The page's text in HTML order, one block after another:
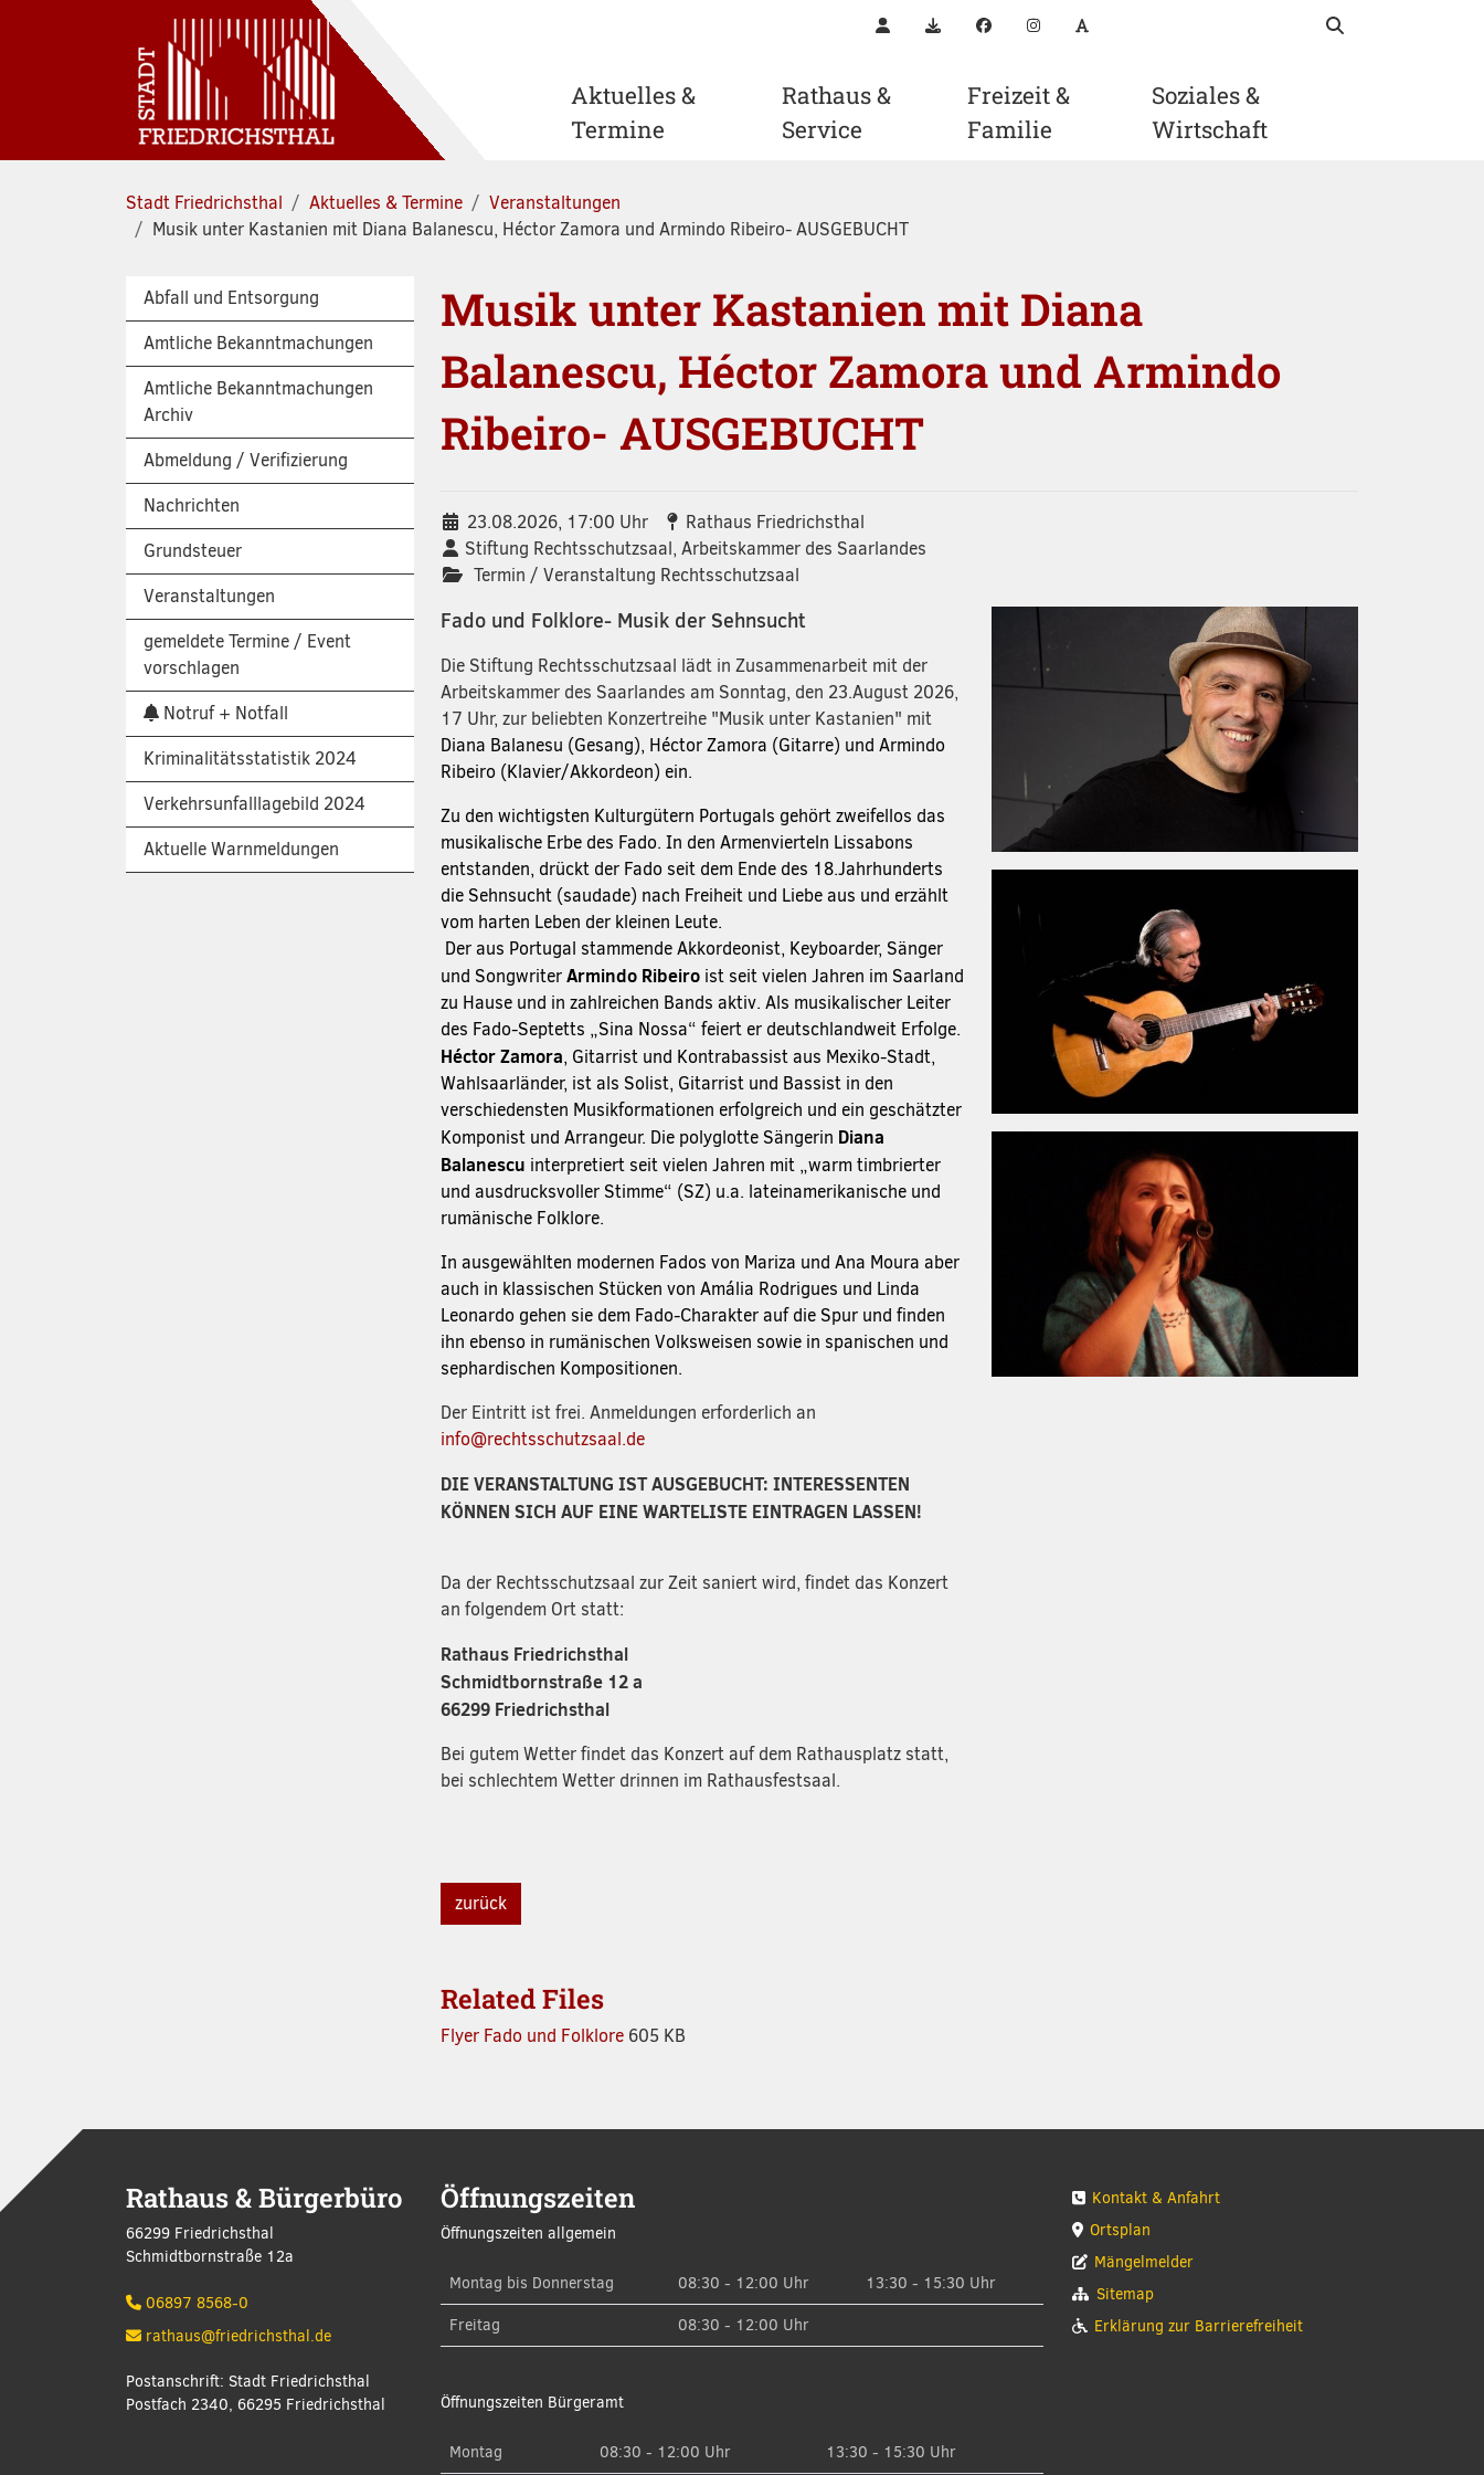
KontaktDownloadsFacebookInstagramSchriftgröße anpassen
Aktuelles &
Termine
Rathaus &
Service
Freizeit &
Familie
Soziales &
Wirtschaft
Stadt Friedrichsthal Aktuelles & Termine
Veranstaltungen
Musik unter Kastanien mit Diana Balanescu, Héctor Zamora und Armindo Ribeiro- AUSGEBUCHT
Abfall und Entsorgung
Amtliche Bekanntmachungen
Amtliche Bekanntmachungen
Archiv
Abmeldung / Verifizierung
Nachrichten
Grundsteuer
Veranstaltungen
gemeldete Termine / Event
vorschlagen
Notruf + Notfall
Kriminalitätsstatistik 2024
Verkehrsunfalllagebild 2024
Aktuelle Warnmeldungen
Musik unter Kastanien mit Diana
Balanescu, Héctor Zamora und Armindo
Ribeiro- AUSGEBUCHT
Datum / Uhrzeit:
23.08.2026, 17:00 Uhr Ort:
Rathaus Friedrichsthal
Organisator:
Stiftung Rechtsschutzsaal, Arbeitskammer des Saarlandes
Termin / Veranstaltung Rechtsschutzsaal
Fado und Folklore- Musik der Sehnsucht
Die Stiftung Rechtsschutzsaal lädt in Zusammenarbeit mit der
Arbeitskammer des Saarlandes am Sonntag, den 23.August 2026,
17 Uhr, zur beliebten Konzertreihe "Musik unter Kastanien" mit
Diana Balanesu (Gesang), Héctor Zamora (Gitarre) und Armindo
Ribeiro (Klavier/Akkordeon) ein.
Zu den wichtigsten Kulturgütern Portugals gehört zweifellos das
musikalische Erbe des Fado. In den Armenvierteln Lissabons
entstanden, drückt der Fado seit dem Ende des 18.Jahrhunderts
die Sehnsucht (saudade) nach Freiheit und Liebe aus und erzählt
vom harten Leben der kleinen Leute.
Der aus Portugal stammende Akkordeonist, Keyboarder, Sänger
und SongwriterArmindo Ribeiro ist seit vielen Jahren im Saarland
zu Hause und in zahlreichen Bands aktiv. Als musikalischer Leiter
des Fado-Septetts „Sina Nossa“ feiert er deutschlandweit Erfolge.
Héctor Zamora, Gitarrist und Kontrabassist aus Mexiko-Stadt,
Wahlsaarländer, ist als Solist, Gitarrist und Bassist in den
verschiedensten Musikformationen erfolgreich und ein geschätzter
Komponist und Arrangeur. Die polyglotte Sängerin Diana
Balanescu interpretiert seit vielen Jahren mit „warm timbrierter
und ausdrucksvoller Stimme“ (SZ) u.a. lateinamerikanische und
rumänische Folklore.
In ausgewählten modernen Fados von Mariza und Ana Moura aber
auch in klassischen Stücken von Amália Rodrigues und Linda
Leonardo gehen sie dem Fado-Charakter auf die Spur und finden
ihn ebenso in rumänischen Volksweisen sowie in spanischen und
sephardischen Kompositionen.
Der Eintritt ist frei. Anmeldungen erforderlich an
info@rechtsschutzsaal.de
DIE VERANSTALTUNG IST AUSGEBUCHT: INTERESSENTEN
KÖNNEN SICH AUF EINE WARTELISTE EINTRAGEN LASSEN!
Da der Rechtsschutzsaal zur Zeit saniert wird, findet das Konzert
an folgendem Ort statt:
Rathaus Friedrichsthal
Schmidtbornstraße 12 a
66299 Friedrichsthal
Bei gutem Wetter findet das Konzert auf dem Rathausplatz statt,
bei schlechtem Wetter drinnen im Rathausfestsaal.
zurück
Related Files
Flyer Fado und Folklore 605 KB
Rathaus & Bürgerbüro
66299 Friedrichsthal
Schmidtbornstraße 12a
06897 8568-0
rathaus@friedrichsthal.de
Postanschrift: Stadt Friedrichsthal
Postfach 2340, 66295 Friedrichsthal
Öffnungszeiten
Öffnungszeiten allgemein
Montag bis Donnerstag 08:30 - 12:00 Uhr
13:30 - 15:30 Uhr
Freitag
08:30 - 12:00 Uhr
Öffnungszeiten Bürgeramt
Montag 08:30 - 12:00 Uhr 13:30 - 15:30 Uhr
Kontakt & Anfahrt
Ortsplan
Mängelmelder
Sitemap
Erklärung zur Barrierefreiheit